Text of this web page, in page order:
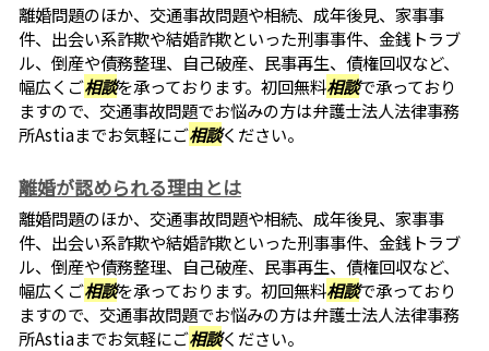
離婚問題のほか、交通事故問題や相続、成年後見、家事事
件、出会い系詐欺や結婚詐欺といった刑事事件、金銭トラブ
ル、倒産や債務整理、自己破産、民事再生、債権回収など、
幅広くご相談を承っております。初回無料相談で承っており
ますので、交通事故問題でお悩みの方は弁護士法人法律事務
所Astiaまでお気軽にご相談ください。
離婚が認められる理由とは
離婚問題のほか、交通事故問題や相続、成年後見、家事事
件、出会い系詐欺や結婚詐欺といった刑事事件、金銭トラブ
ル、倒産や債務整理、自己破産、民事再生、債権回収など、
幅広くご相談を承っております。初回無料相談で承っており
ますので、交通事故問題でお悩みの方は弁護士法人法律事務
所Astiaまでお気軽にご相談ください。